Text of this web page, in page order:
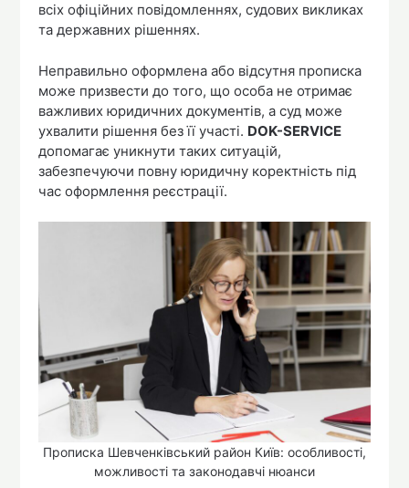
всіх офіційних повідомленнях, судових викликах
та державних рішеннях.
Неправильно оформлена або відсутня прописка
може призвести до того, що особа не отримає
важливих юридичних документів, а суд може
ухвалити рішення без її участі. DOK-SERVICE
допомагає уникнути таких ситуацій,
забезпечуючи повну юридичну коректність під
час оформлення реєстрації.
Прописка Шевченківський район Київ: особливості,
можливості та законодавчі нюанси